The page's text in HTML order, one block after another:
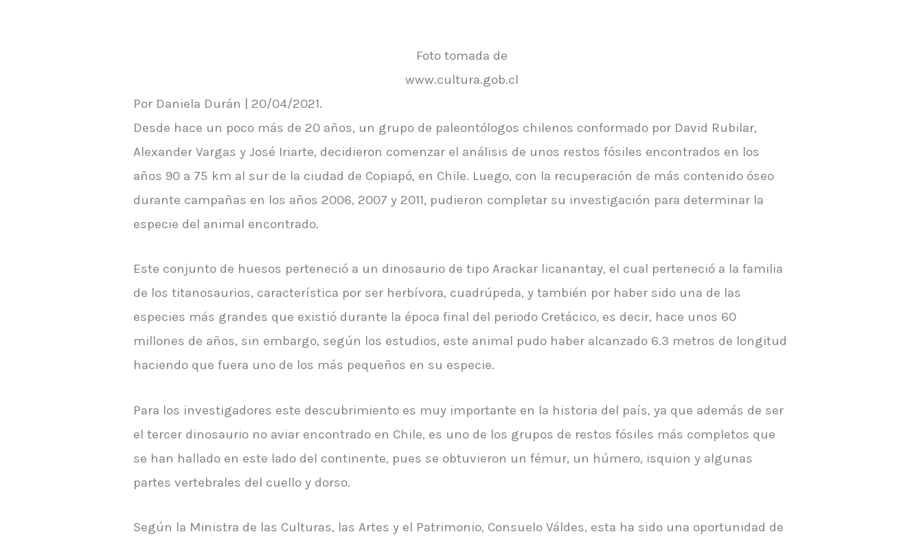
Foto tomada de
www.cultura.gob.cl
Por Daniela Durán | 20/04/2021.
Desde hace un poco más de 20 años, un grupo de paleontólogos chilenos conformado por David Rubilar,
Alexander Vargas y José Iriarte, decidieron comenzar el análisis de unos restos fósiles encontrados en los
años 90 a 75 km al sur de la ciudad de Copiapó, en Chile. Luego, con la recuperación de más contenido óseo
durante campañas en los años 2006, 2007 y 2011, pudieron completar su investigación para determinar la
especie del animal encontrado.
Este conjunto de huesos perteneció a un dinosaurio de tipo Arackar licanantay, el cual perteneció a la familia
de los titanosaurios, característica por ser herbívora, cuadrúpeda, y también por haber sido una de las
especies más grandes que existió durante la época final del periodo Cretácico, es decir, hace unos 60
millones de años, sin embargo, según los estudios, este animal pudo haber alcanzado 6.3 metros de longitud
haciendo que fuera uno de los más pequeños en su especie.
Para los investigadores este descubrimiento es muy importante en la historia del país, ya que además de ser
el tercer dinosaurio no aviar encontrado en Chile, es uno de los grupos de restos fósiles más completos que
se han hallado en este lado del continente, pues se obtuvieron un fémur, un húmero, isquion y algunas
partes vertebrales del cuello y dorso.
Según la Ministra de las Culturas, las Artes y el Patrimonio, Consuelo Váldes, esta ha sido una oportunidad de